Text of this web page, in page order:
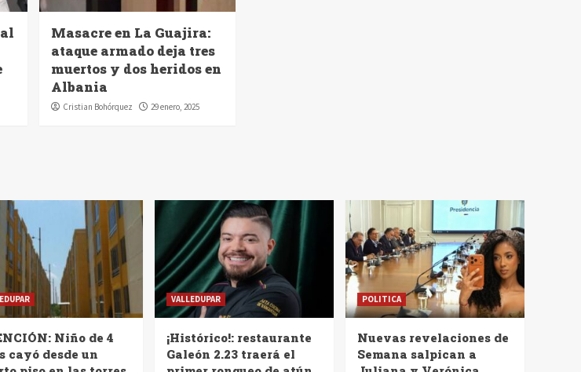
Masacre en La Guajira:
ataque armado deja tres
muertos y dos heridos en
Albania
Cristian Bohórquez 29 enero, 2025
Niño de 4
cayó desde un
VALLEDUPAR
¡Histórico!: restaurante
Galeón 2.23 traerá el
POLITICA
Nuevas revelaciones de
Semana salpican a